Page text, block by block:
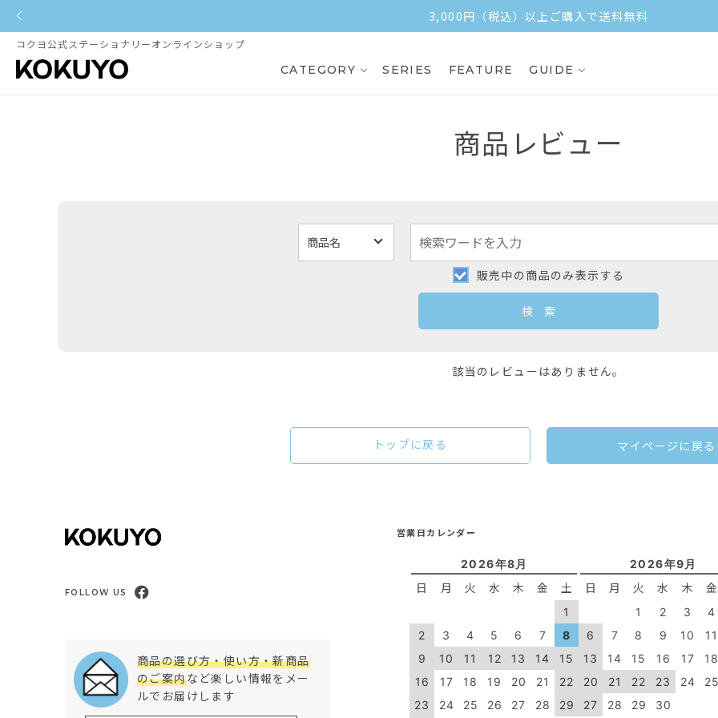
3,000円（税込）以上ご購入で送料無料
コクヨ公式ステーショナリーオンラインショップ
CATEGORY SERIES FEATURE GUIDE
商品レビュー
販売中の商品のみ表示する
該当のレビューはありません。
マイページに戻る
トップに戻る
FOLLOW US
商品の選び方・使い方・新商品
のご案内など楽しい情報をメー
ルでお届けします
営業日カレンダー
2026年8月
日 月 火 水 木 金 土
1
2
3 4 5 6 7
8
9
10 11 12 13 14
15
16
17 18 19 20 21
22
23
24 25 26 27 28 29
2026年9月
日 月 火 水 木 金
1 2 3
4
6
7 8 9 10
11
13
14 15 16 17
20
21 22 23 24
27
28 29 30